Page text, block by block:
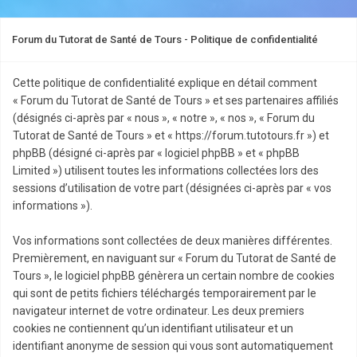
Forum du Tutorat de Santé de Tours - Politique de confidentialité
Cette politique de confidentialité explique en détail comment
« Forum du Tutorat de Santé de Tours » et ses partenaires affiliés
(désignés ci-après par « nous », « notre », « nos », « Forum du
Tutorat de Santé de Tours » et « https://forum.tutotours.fr ») et
phpBB (désigné ci-après par « logiciel phpBB » et « phpBB
Limited ») utilisent toutes les informations collectées lors des
sessions d’utilisation de votre part (désignées ci-après par « vos
informations »).
Vos informations sont collectées de deux manières différentes.
Premièrement, en naviguant sur « Forum du Tutorat de Santé de
Tours », le logiciel phpBB génèrera un certain nombre de cookies
qui sont de petits fichiers téléchargés temporairement par le
navigateur internet de votre ordinateur. Les deux premiers
cookies ne contiennent qu’un identifiant utilisateur et un
identifiant anonyme de session qui vous sont automatiquement